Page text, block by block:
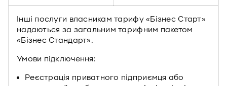
Інші послуги власникам тарифу «Бізнес Старт»
надаються за загальним тарифним пакетом
«Бізнес Стандарт».
Умови підключення:
Реєстрація приватного підприємця або